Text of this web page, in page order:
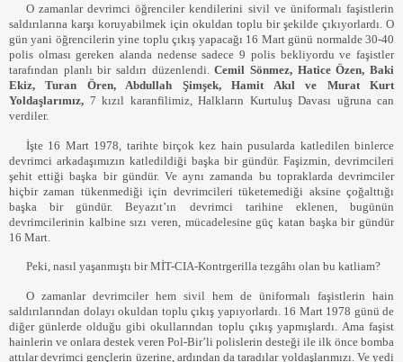
O zamanlar devrimci öğrenciler kendilerini sivil ve üniformalı faşistlerin
saldırılarına karşı koruyabilmek için okuldan toplu bir şekilde çıkıyorlardı. O
gün yani öğrencilerin yine toplu çıkış yapacağı 16 Mart günü normalde 30-40
polis olması gereken alanda nedense sadece 9 polis bekliyordu ve faşistler
tarafından planlı bir saldırı düzenlendi.Cemil Sönmez, Hatice Özen, Baki
Ekiz, Turan Ören, Abdullah Şimşek, Hamit Akıl ve Murat Kurt
Yoldaşlarımız, 7 kızıl karanfilimiz, Halkların Kurtuluş Davası uğruna can
verdiler.
İşte 16 Mart 1978, tarihte birçok kez hain pusularda katledilen binlerce
devrimci arkadaşımızın katledildiği başka bir gündür. Faşizmin, devrimcileri
şehit ettiği başka bir gündür. Ve aynı zamanda bu topraklarda devrimciler
hiçbir zaman tükenmediği için devrimcileri tüketemediği aksine çoğalttığı
başka bir gündür. Beyazıt’ın devrimci tarihine eklenen, bugünün
devrimcilerinin kalbine sızı veren, mücadelesine güç katan başka bir gündür
16 Mart.
Peki, nasıl yaşanmıştı bir MİT-CIA-Kontrgerilla tezgâhı olan bu katliam?
O zamanlar devrimciler hem sivil hem de üniformalı faşistlerin hain
saldırılarından dolayı okuldan toplu çıkış yapıyorlardı. 16 Mart 1978 günü de
diğer günlerde olduğu gibi okullarından toplu çıkış yapmışlardı. Ama faşist
hainlerin ve onlara destek veren Pol-Bir’li polislerin desteği ile ilk önce bomba
attılar devrimci gençlerin üzerine, ardından da taradılar yoldaşlarımızı. Ve yedi